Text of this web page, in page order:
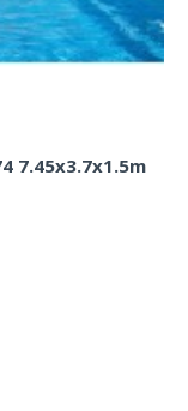
7.45x3.7x1.5m